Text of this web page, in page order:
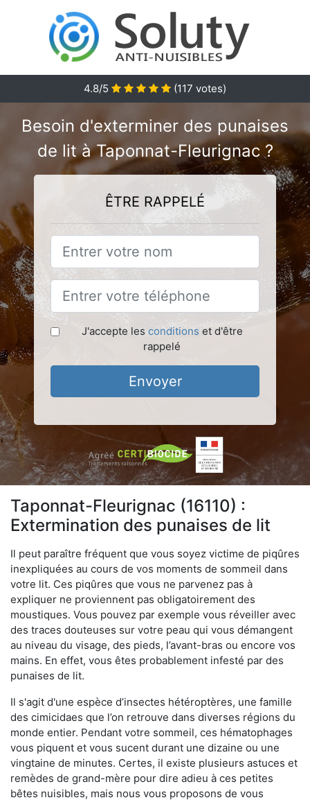
4.8/5 (117 votes)
Besoin d'exterminer des punaises
de lit à Taponnat-Fleurignac ?
ÊTRE RAPPELÉ
J'accepte les conditions et d'être
rappelé
Envoyer
Taponnat-Fleurignac (16110) :
Extermination des punaises de lit
Il peut paraître fréquent que vous soyez victime de piqûres
inexpliquées au cours de vos moments de sommeil dans
votre lit. Ces piqûres que vous ne parvenez pas à
expliquer ne proviennent pas obligatoirement des
moustiques. Vous pouvez par exemple vous réveiller avec
des traces douteuses sur votre peau qui vous démangent
au niveau du visage, des pieds, l’avant-bras ou encore vos
mains. En effet, vous êtes probablement infesté par des
punaises de lit.
Il s'agit d'une espèce d’insectes hétéroptères, une famille
des cimicidaes que l’on retrouve dans diverses régions du
monde entier. Pendant votre sommeil, ces hématophages
vous piquent et vous sucent durant une dizaine ou une
vingtaine de minutes. Certes, il existe plusieurs astuces et
remèdes de grand-mère pour dire adieu à ces petites
bêtes nuisibles, mais nous vous proposons de vous